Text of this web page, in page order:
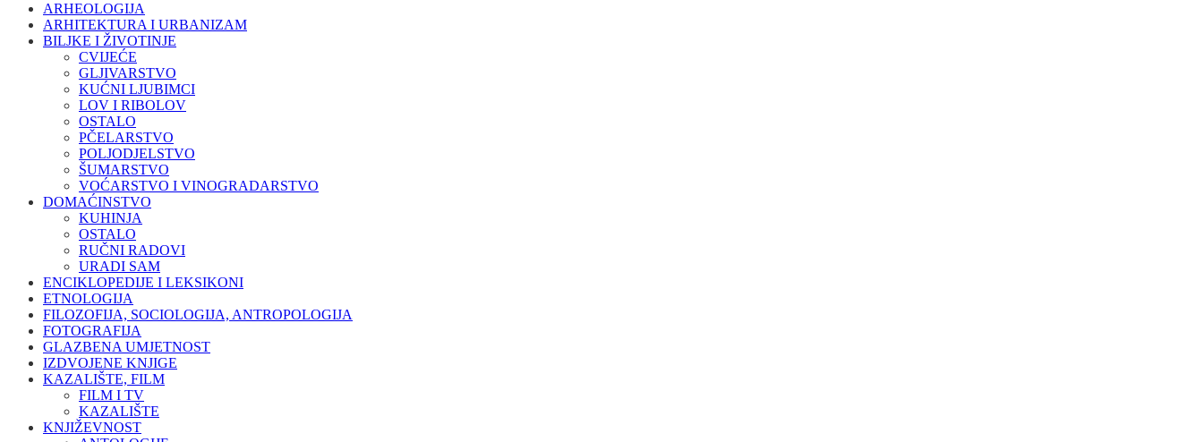
ARHEOLOGIJA
ARHITEKTURA I URBANIZAM
BILJKE I ŽIVOTINJE
CVIJEĆE
GLJIVARSTVO
KUĆNI LJUBIMCI
LOV I RIBOLOV
OSTALO
PČELARSTVO
POLJODJELSTVO
ŠUMARSTVO
VOĆARSTVO I VINOGRADARSTVO
DOMAĆINSTVO
KUHINJA
OSTALO
RUČNI RADOVI
URADI SAM
ENCIKLOPEDIJE I LEKSIKONI
ETNOLOGIJA
FILOZOFIJA, SOCIOLOGIJA, ANTROPOLOGIJA
FOTOGRAFIJA
GLAZBENA UMJETNOST
IZDVOJENE KNJIGE
KAZALIŠTE, FILM
FILM I TV
KAZALIŠTE
KNJIŽEVNOST